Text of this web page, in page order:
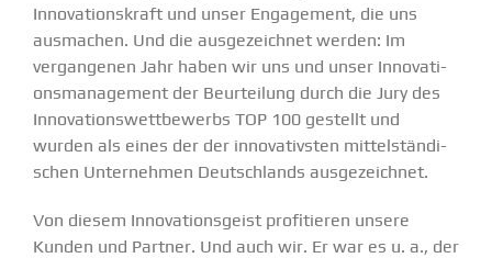
Innova­ti­ons­kraft und unser Engagement, die uns
ausmachen. Und die ausge­zeichnet werden: Im
vergan­genen Jahr haben wir uns und unser Innova­ti­
ons­ma­nagement der Beurteilung durch die Jury des
Innova­ti­ons­wett­be­werbs TOP 100gestellt und
wurden als eines der der innova­tivsten mittel­stän­di­
schen Unter­nehmen Deutsch­lands ausge­zeichnet.
Von diesem Innova­ti­ons­geist profi­tieren unsere
Kunden und Partner. Und auch wir. Er war es u. a., der